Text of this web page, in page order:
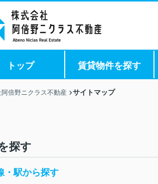
トップ 賃貸物件を探す
倍野ニクラス不動産 サイトマップ
探す
・駅から探す